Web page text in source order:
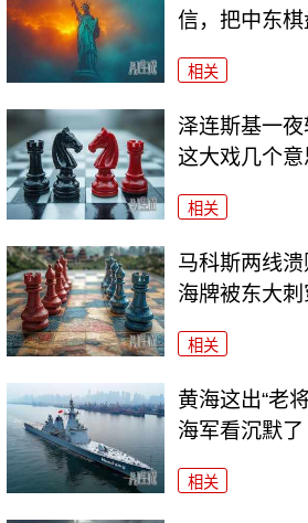
信，把中东棋
相关
泽连斯基一夜
这大戏几个意
相关
马科斯两线
海牌被东大刺
相关
黄海这出“老
海军看沉默了
相关